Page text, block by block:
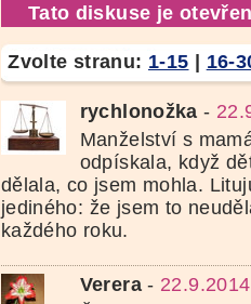
Tato diskuse je
Zvolte stranu: 1-15 | 16-
rychlonožka -
Manželství s
odpískala, když
dělala, co jsem mohla.
jediného: že jsem to
každého roku.
Verera-